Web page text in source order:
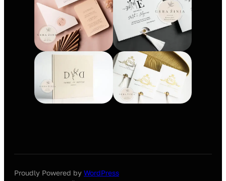
Proudly Powered by WordPress